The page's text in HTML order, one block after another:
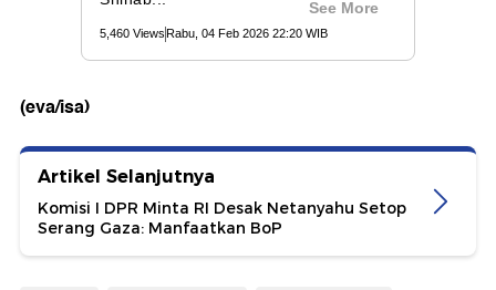
(eva/isa)
Artikel Selanjutnya
Komisi I DPR Minta RI Desak Netanyahu Setop
Serang Gaza: Manfaatkan BoP